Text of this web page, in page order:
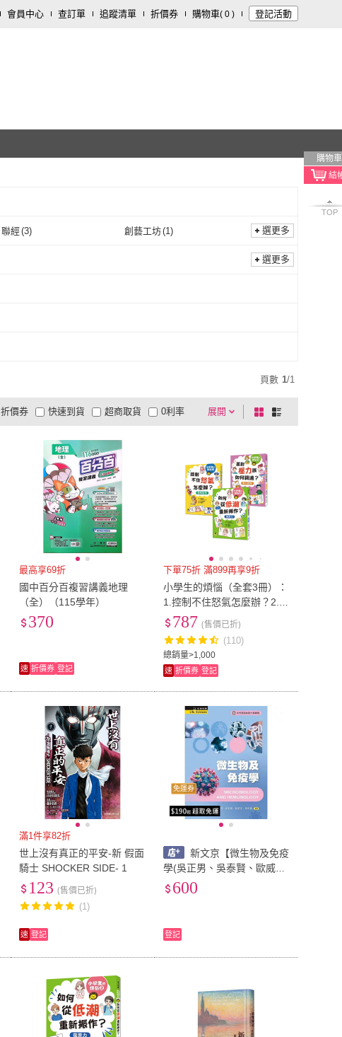
會員中心 查訂單 追蹤清單 折價券 購物車( 0 ) 登記活動
購物車
TOP
聯經(3) 創藝工坊(1) 選更多
選更多
頁數 1/1
展開
折價券
有影片
商品有量 電視購物
快速到貨 超商取貨 0利率
貨到付款 超商付款
5
1 及以上
棋
盤
列
最高享69折
國中百分百複習講義地理
（全）（115學年）
370
速 折價券 登記
下單75折 滿899再享9折
小學生的煩惱（全套3冊）：
1.控制不住怒氣怎麼辦？2.如
何從低潮重新振作？3.面對
壓力該如何調適？
總銷量>1,000
787 (售價已折)
(110)
速 折價券 登記
滿1件享82折
世上沒有真正的平安-新 假面
騎士 SHOCKER SIDE- 1
123 (售價已折)
(1)
速 登記
免運券
新文京【微生物及免疫
學(吳正男、吳泰賢、歐威
志、李明憲)】(9786263920
600
登記